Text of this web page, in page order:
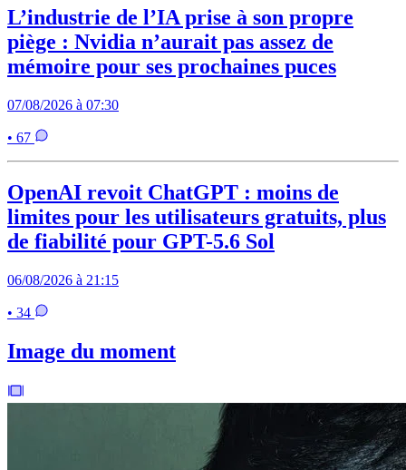
L’industrie de l’IA prise à son propre
piège : Nvidia n’aurait pas assez de
mémoire pour ses prochaines puces
07/08/2026 à 07:30
• 67
OpenAI revoit ChatGPT : moins de
limites pour les utilisateurs gratuits, plus
de fiabilité pour GPT-5.6 Sol
06/08/2026 à 21:15
• 34
Image du moment